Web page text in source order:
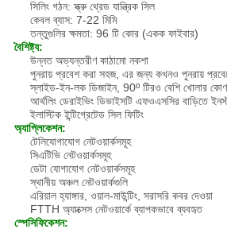
সিলিং গঠন: স্ক্রু থ্রেড যান্ত্রিক সিল
কেবল ব্যাস: 7-22 মিমি
তন্তুগুলির ক্ষমতা: 96 টি কোর (একক ফাইবার)
বৈশিষ্ট্য:
উন্নত অভ্যন্তরীণ কাঠামো নকশা
পুনরায় প্রবেশ করা সহজ, এর জন্য কখনও পুনরায়
স্লাইড-ইন-লক ডিজাইন, 90º টিরও বেশি খোলার কোণ
আর্থলিং ডেরাইভিং ডিভাইসটি এফওএসসির বাড়িতে
ইলাস্টিক ইন্টিগ্রেটেড সিল ফিটিং
অ্যাপ্লিকেশন:
টেলিযোগাযোগ নেটওয়ার্কসমূহ
সিএটিভি নেটওয়ার্কসমূহ
ডেটা যোগাযোগ নেটওয়ার্কসমূহ
স্থানীয় অঞ্চল নেটওয়ার্কগুলি
এরিয়াল হ্যাঙ্গার, ওয়াল-মাউন্টিং, সরাসরি কবর দেওয়া
FTTH অ্যাক্সেস নেটওয়ার্কে ব্যাপকভাবে ব্যবহৃত
স্পেসিফিকেশন: